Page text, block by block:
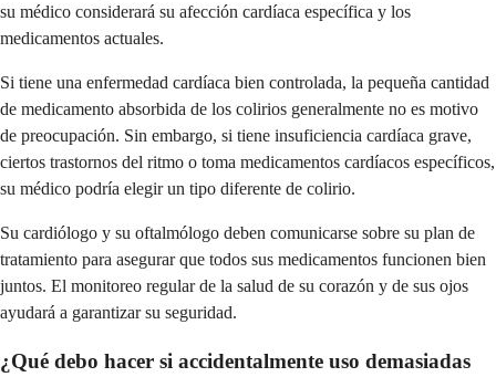
su médico considerará su afección cardíaca específica y los
medicamentos actuales.
Si tiene una enfermedad cardíaca bien controlada, la pequeña cantidad
de medicamento absorbida de los colirios generalmente no es motivo
de preocupación. Sin embargo, si tiene insuficiencia cardíaca grave,
ciertos trastornos del ritmo o toma medicamentos cardíacos específicos,
su médico podría elegir un tipo diferente de colirio.
Su cardiólogo y su oftalmólogo deben comunicarse sobre su plan de
tratamiento para asegurar que todos sus medicamentos funcionen bien
juntos. El monitoreo regular de la salud de su corazón y de sus ojos
ayudará a garantizar su seguridad.
¿Qué debo hacer si accidentalmente uso demasiadas